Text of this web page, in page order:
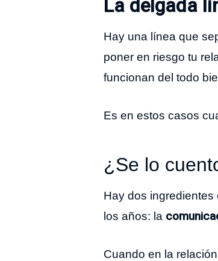
La delgada
Hay una línea que
poner en riesgo tu
funcionan del todo
Es en estos casos
¿Se lo
Hay dos
los años: la
Cuando en la